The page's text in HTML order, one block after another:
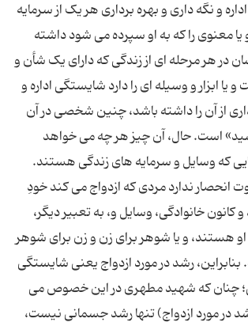
و نگه دارى و بهره بردارى هر یک از سرمایه
یا معنوى را که به او سپرده مى شود داشته
در هر مرحله اى از زندگى که داراى یک شأن و
یا ابزار و وسیله اى را دارد شایستگى اداره و
از آن را داشته باشد، چنین شخصى در آن
است. حال، آن چیز هر چه مى خواهد
که وسایل و سرمایه هاى زندگى هستند.
انحصار ندارد مردى که ازدواج مى کند خودِ
کانون خانوادگى، وسایل و، به تعبیر دیگر،
هستند، و یا شوهر براى زن و زن براى شوهر
بنابراین، رشد در مورد ازدواج یعنى شایستگى
چنان که شهید مطهرى در این خصوص مى
در مورد ازدواج) تنها رشد جسمانى نیست،